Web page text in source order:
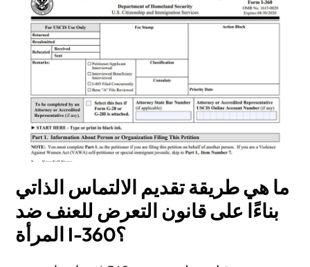
ما هي طريقة تقديم الالتماس الذاتي
بناءًا على قانون التعرض للعنف ضد
المرأة I-360؟